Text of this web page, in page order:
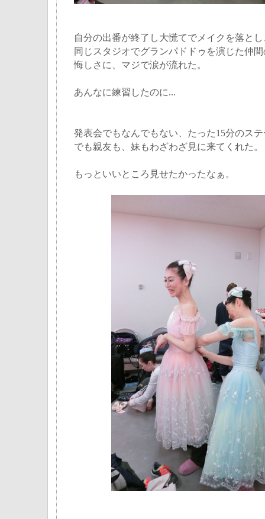
自分の出番が終了し大慌てでメイクを落と
同じスタジオでグランパドドゥを演じた仲
悔しさに、マジで涙が流れた。
あんなに練習したのに...
発表会でもなんでもない、たった15分のス
でも親友も、妹もわざわざ見に来てくれた。
もっといいところ見せたかったなぁ。